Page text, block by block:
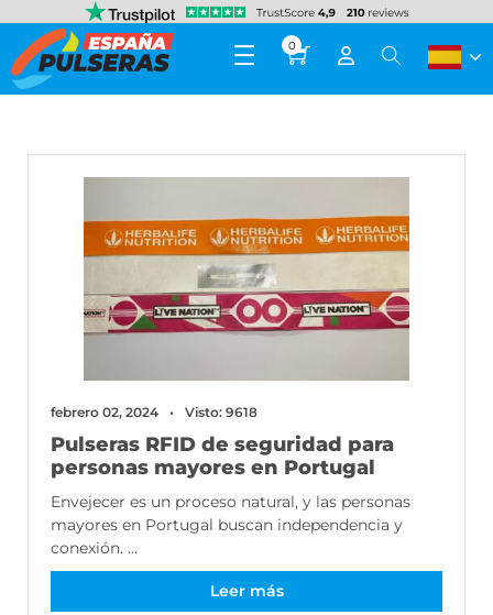
0
febrero 02, 2024 Visto: 9618
Pulseras RFID de seguridad para
personas mayores en Portugal
Envejecer es un proceso natural, y las personas
mayores en Portugal buscan independencia y
conexión. ...
Leer más